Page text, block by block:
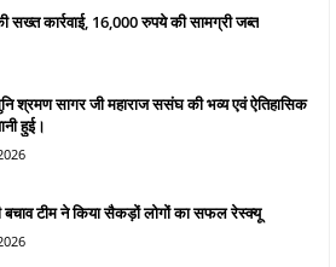
सख्त कार्रवाई, 16,000 रुपये की सामग्री जब्त
श्रमण सागर जी महाराज ससंघ की भव्य एवं ऐतिहासिक
हुई।
टीम ने किया सैकड़ों लोगों का सफल रेस्क्यू